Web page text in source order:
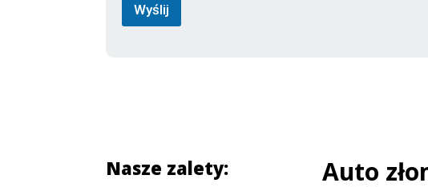
Wyślij
Nasze zalety:
Auto